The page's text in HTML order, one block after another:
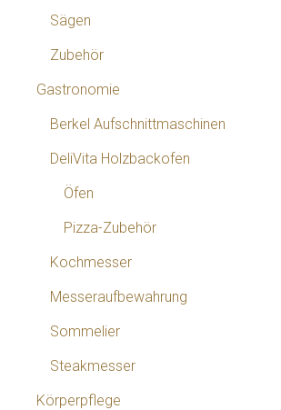
Sägen
Zubehör
Gastronomie
Berkel Aufschnittmaschinen
DeliVita Holzbackofen
Öfen
Pizza-Zubehör
Kochmesser
Messeraufbewahrung
Sommelier
Steakmesser
Körperpflege